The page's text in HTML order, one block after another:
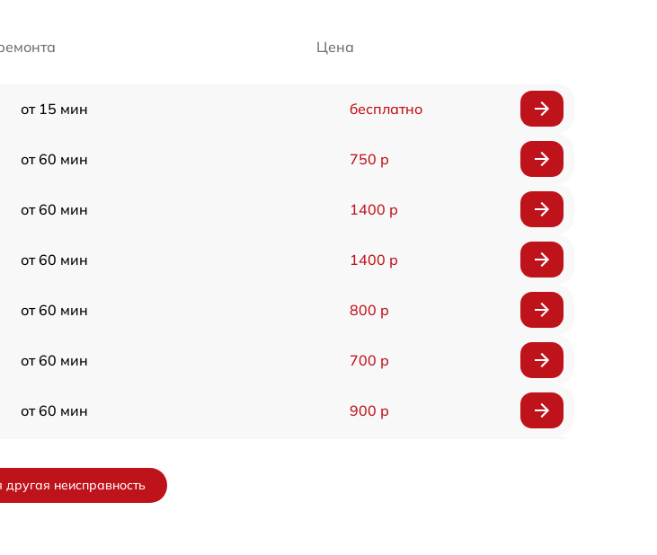
Цена
от 15 мин бесплатно
от 60 мин 750 р
от 60 мин 1400 р
от 60 мин 1400 р
от 60 мин 800 р
от 60 мин 700 р
от 60 мин 900 р
другая неисправность